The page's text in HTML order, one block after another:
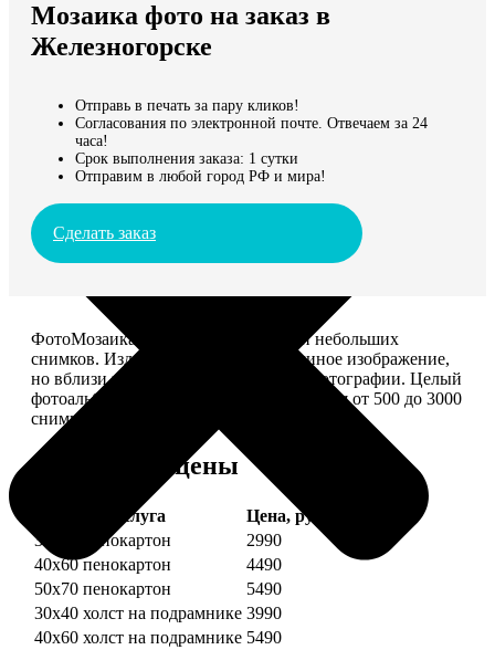
Мы доставляем по всему миру
Продолжить без города
Мозаика фото на заказ в
Железногорске
Отправь в печать за пару кликов!
Согласования по электронной почте. Отвечаем за 24
часа!
Срок выполнения заказа: 1 сутки
Отправим в любой город РФ и мира!
Сделать заказ
ФотоМозаика – это картина из сотен небольших
снимков. Издалека смотрится как единое изображение,
но вблизи видно, что это отдельные фотографии. Целый
фотоальбом в одной картине: помещается от 500 до 3000
снимков.
Форматы и цены
Услуга
Цена, руб.
30х40 пенокартон
2990
40х60 пенокартон
4490
50х70 пенокартон
5490
30х40 холст на подрамнике 3990
40х60 холст на подрамнике 5490